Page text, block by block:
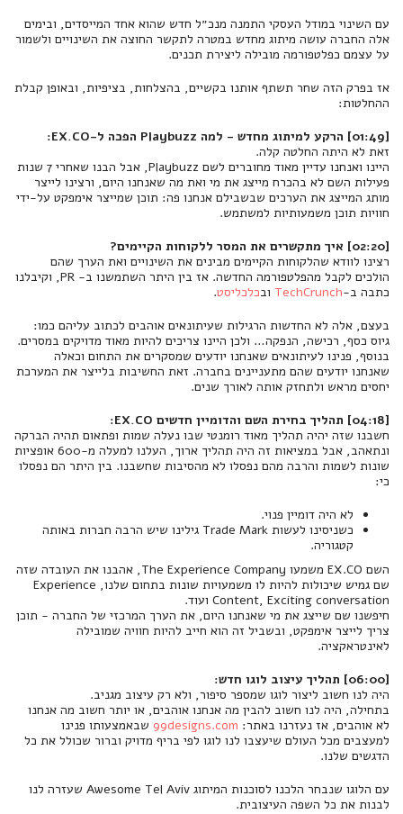
עם השינוי במודל העסקי התמנה מנכ״ל חדש שהוא אחד המייסדים, ובימים
אלה החברה עושה מיתוג מחדש במטרה לתקשר החוצה את השינויים ולשמור
על עצמם כפלטפורמה מובילה ליצירת תכנים.
אז בפרק הזה שחר תשתף אותנו בקשיים, בהצלחות, בציפיות, ובאופן קבלת
ההחלטות:
[01:49] הרקע למיתוג מחדש - למה Playbuzz הפכה ל-EX.CO:
זאת לא היתה החלטה קלה.
היינו ואנחנו עדיין מאוד מחוברים לשם Playbuzz, אבל הבנו שאחרי 7 שנות
פעילות השם לא בהכרח מייצג את מי ואת מה שאנחנו היום, ורצינו לייצר
מותג המייצג את הערכים שבשבילם אנחנו פה: תוכן שמייצר אימפקט על-ידי
חוויות תוכן משמעותיות למשתמש.
[02:20] איך מתקשרים את המסר ללקוחות הקיימים?
רצינו לוודא שהלקוחות הקיימים מבינים את השינויים ואת הערך שהם
הולכים לקבל מהפלטפורמה החדשה. אז בין היתר השתמשנו ב- PR, וקיבלנו
כתבה ב-TechCrunch ובכלכליסט.
בעצם, אלה לא החדשות הרגילות שעיתונאים אוהבים לכתוב עליהם כמו:
גיוס כסף, רכישה, הנפקה… ולכן היינו צריכים להיות מאוד מדויקים במסרים.
בנוסף, פנינו לעיתונאים שאנחנו יודעים שמסקרים את התחום וכאלה
שאנחנו יודעים שהם מתעניינים בחברה. זאת החשיבות בלייצר את המערכת
יחסים מראש ולתחזק אותה לאורך שנים.
[04:18] תהליך בחירת השם והדומיין חדשים EX.CO:
חשבנו שזה יהיה תהליך מאוד רומנטי שבו נעלה שמות ופתאום תהיה הברקה
ונתאהב, אבל במציאות זה היה תהליך ארוך, העלנו למעלה מ-600 אופציות
שונות לשמות והרבה מהם נפסלו לא מהסיבות שחשבנו. בין היתר הם נפסלו
כי:
לא היה דומיין פנוי.
כשניסינו לעשות Trade Mark גילינו שיש הרבה חברות באותה
קטגוריה.
השם EX.CO משמעו The Experience Company, אהבנו את העובדה שזה
שם גמיש שיכולות להיות לו משמעויות שונות בתחום שלנו, Experience
Content, Exciting conversation ועוד.
חיפשנו שם שייצג את מי שאנחנו היום, את הערך המרכזי של החברה - תוכן
צריך לייצר אימפקט, ובשביל זה הוא חייב להיות חוויה שמובילה
לאינטראקציה.
[06:00] תהליך עיצוב לוגו חדש:
היה לנו חשוב ליצור לוגו שמספר סיפור, ולא רק עיצוב מגניב.
בתחילה, היה לנו חשוב להבין מה אנחנו אוהבים, או יותר חשוב מה אנחנו
לא אוהבים, אז נעזרנו באתר: 99designs.com שבאמצעותו פנינו
למעצבים מכל העולם שיעצבו לנו לוגו לפי בריף מדויק וברור שכולל את כל
הדגשים שלנו.
עם הלוגו שנבחר הלכנו לסוכנות המיתוג Awesome Tel Aviv שעזרה לנו
לבנות את כל השפה העיצובית.